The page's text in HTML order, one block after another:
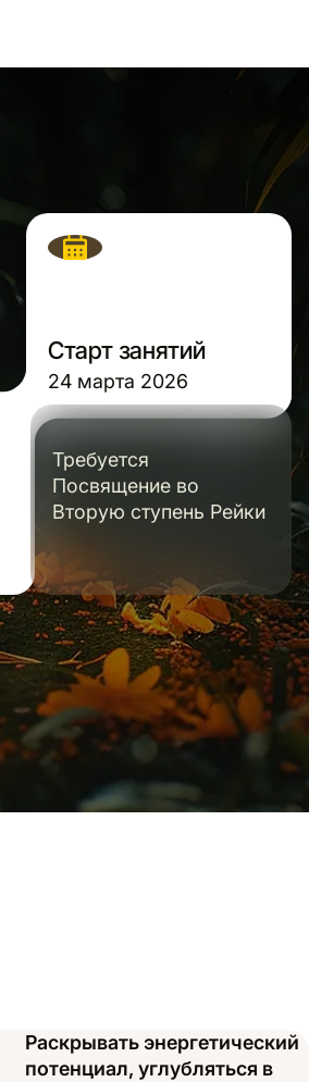
Старт занятий
24 марта 2026
Требуется
Посвящение во
Вторую ступень Рейки
Раскрывать энергетический
потенциал, углубляться в